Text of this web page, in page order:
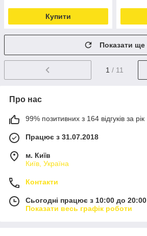
Купити
Показати ще
1 / 11
Про нас
99% позитивних з 164 відгуків за рік
Працює з 31.07.2018
м. Київ
Київ, Україна
Контакти
Сьогодні працює з 10:00 до 20:00
Показати весь графік роботи